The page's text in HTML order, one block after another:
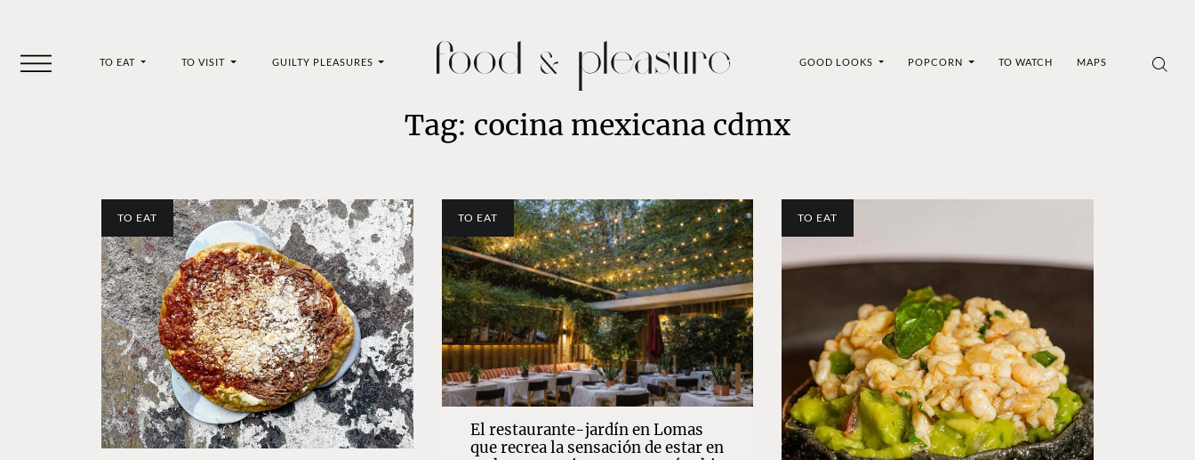
TO EAT TO VISIT GUILTY PLEASURES GOOD LOOKS POPCORN TO WATCH MAPS
Tag: cocina mexicana cdmx
TO EAT TO EAT
El restaurante-jardín en Lomas
que recrea la sensación de estar en
TO EAT